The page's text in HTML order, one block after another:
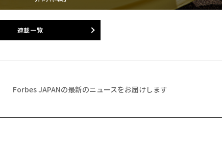
連載一覧
Forbes JAPANの最新のニュースをお届けします